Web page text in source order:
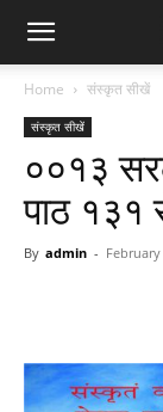
Home संस्कृत सीखें
संस्कृत सीखें
००१३
पाठ १३१
By admin -